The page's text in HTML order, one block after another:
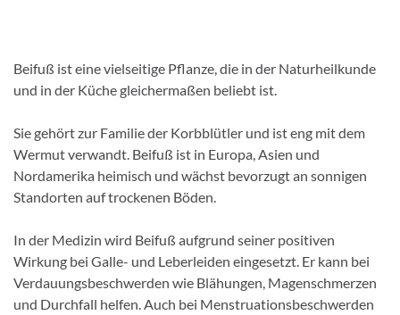
Beifuß ist eine vielseitige Pflanze, die in der Naturheilkunde
und in der Küche gleichermaßen beliebt ist.
Sie gehört zur Familie der Korbblütler und ist eng mit dem
Wermut verwandt. Beifuß ist in Europa, Asien und
Nordamerika heimisch und wächst bevorzugt an sonnigen
Standorten auf trockenen Böden.
In der Medizin wird Beifuß aufgrund seiner positiven
Wirkung bei Galle- und Leberleiden eingesetzt. Er kann bei
Verdauungsbeschwerden wie Blähungen, Magenschmerzen
und Durchfall helfen. Auch bei Menstruationsbeschwerden